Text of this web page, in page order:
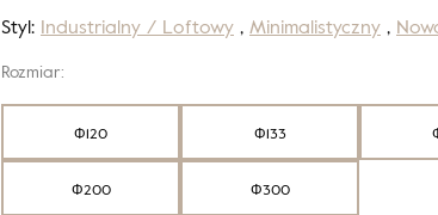
Styl: Industrialny / Loftowy , Minimalistyczny ,
Rozmiar:
Φ120 Φ133
Φ200 Φ300